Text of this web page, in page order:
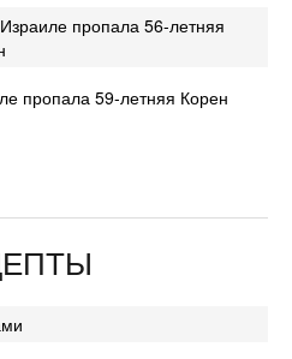
пропала 56-летняя
пропала 59-летняя Корен